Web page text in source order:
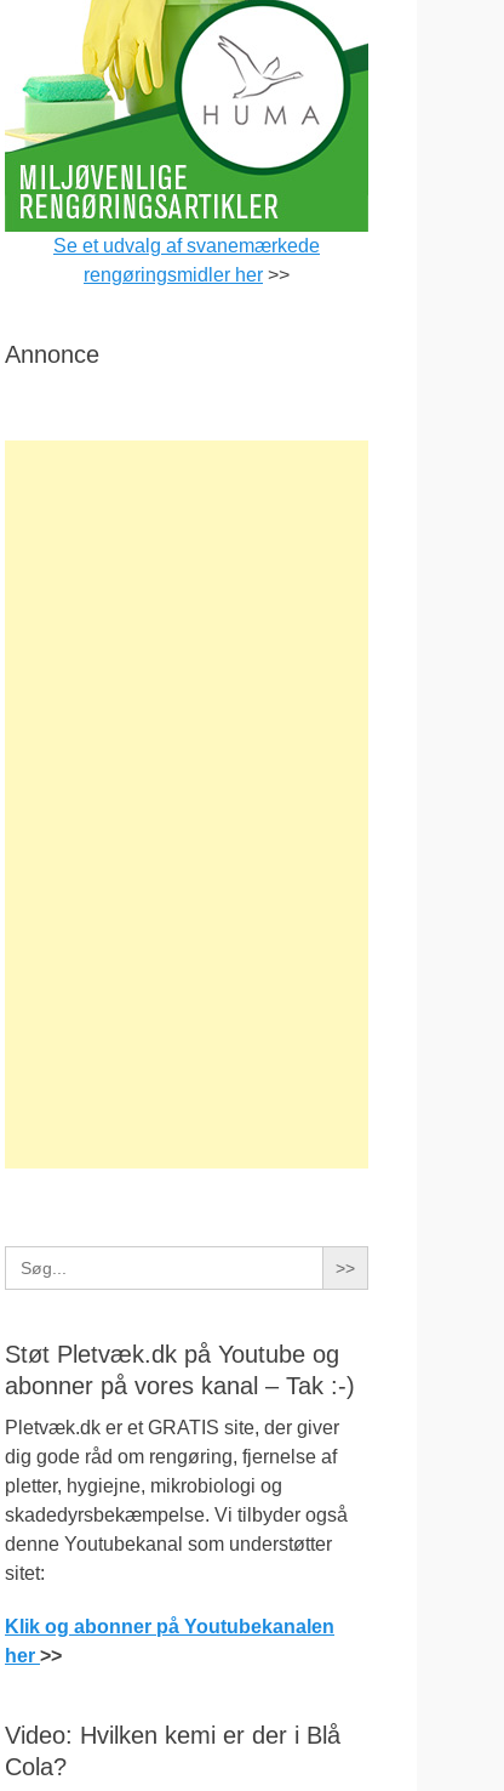
Se et udvalg af svanemærkede
rengøringsmidler her >>
Annonce
Search
for:
Støt Pletvæk.dk på Youtube og
abonner på vores kanal – Tak :-)
Pletvæk.dk er et GRATIS site, der giver
dig gode råd om rengøring, fjernelse af
pletter, hygiejne, mikrobiologi og
skadedyrsbekæmpelse. Vi tilbyder også
denne Youtubekanal som understøtter
sitet:
Klik og abonner på Youtubekanalen
her >>
Video: Hvilken kemi er der i Blå
Cola?